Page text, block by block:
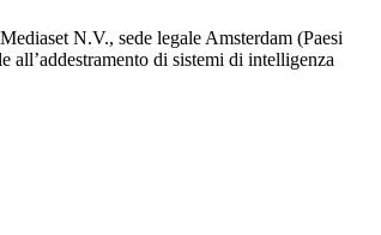
N.V., sede legale Amsterdam (Paesi
all’addestramento di sistemi di intelligenza